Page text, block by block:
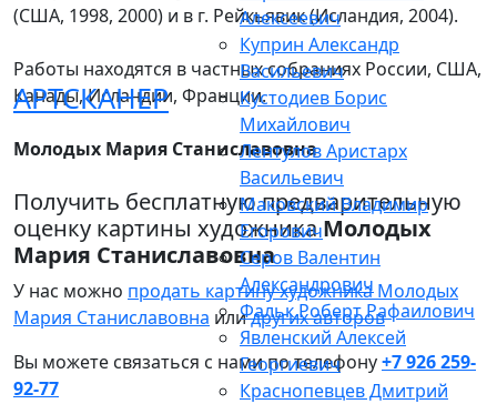
АРТСКАНЕР
Алексеевич
Куприн Александр
Васильевич
Кустодиев Борис
Михайлович
Лентулов Аристарх
Васильевич
Маковский Владимир
Егорович
Серов Валентин
Александрович
Фальк Роберт Рафаилович
Явленский Алексей
Георгиевич
Краснопевцев Дмитрий
(США, 1998, 2000) и в г. Рейкьявик (Исландия, 2004).
Работы находятся в частных собраниях России, США,
Канады, Исландии, Франции.
Молодых Мария Станиславовна
Получить бесплатную предварительную
оценку картины художникаМолодых
Мария Станиславовна
У нас можно продать картину художника Молодых
Мария Станиславовна илидругих авторов
Вы можете связаться с нами по телефону+7 926 259-
92-77